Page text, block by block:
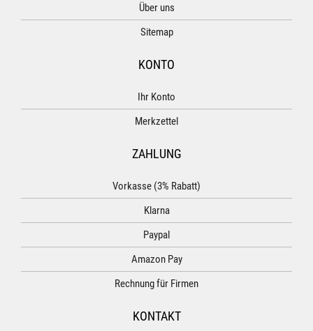
Über uns
Sitemap
KONTO
Ihr Konto
Merkzettel
ZAHLUNG
Vorkasse (3% Rabatt)
Klarna
Paypal
Amazon Pay
Rechnung für Firmen
KONTAKT